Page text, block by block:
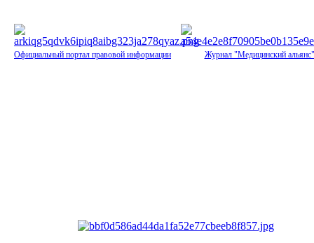
Официальный портал правовой информации Журнал "Медицинский альянс"